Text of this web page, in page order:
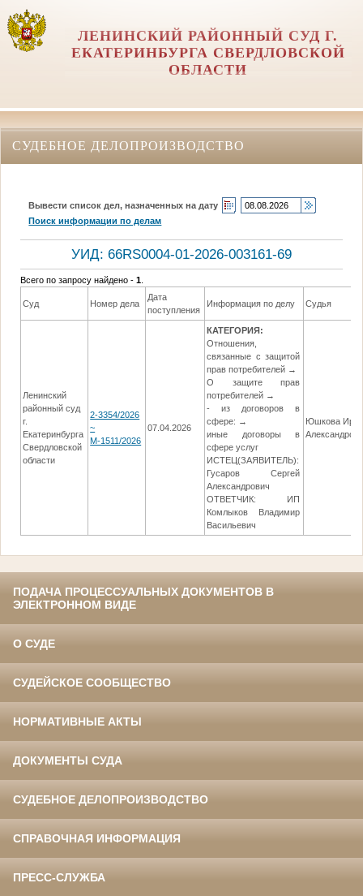
ЛЕНИНСКИЙ РАЙОННЫЙ СУД Г.
ЕКАТЕРИНБУРГА СВЕРДЛОВСКОЙ
ОБЛАСТИ
СУДЕБНОЕ ДЕЛОПРОИЗВОДСТВО
Вывести список дел, назначенных на дату
Поиск информации по делам
УИД: 66RS0004-01-2026-003161-69
Всего по запросу найдено -1
Суд Номер дела
Дата
поступления
Информация по делу Судья
Ленинский
районный суд
г.
Екатеринбурга
Свердловской
области
2-3354/2026
~
М-1511/2026
07.04.2026
КАТЕГОРИЯ:
Отношения,
связанные с защитой
прав потребителей →
О защите прав
потребителей →
- из договоров в
сфере: →
иные договоры в
сфере услуг
ИСТЕЦ(ЗАЯВИТЕЛЬ):
Гусаров Сергей
Александрович
ОТВЕТЧИК: ИП
Комлыков Владимир
Васильевич
Юшкова
ПОДАЧА ПРОЦЕССУАЛЬНЫХ ДОКУМЕНТОВ В
ЭЛЕКТРОННОМ ВИДЕ
О СУДЕ
СУДЕЙСКОЕ СООБЩЕСТВО
НОРМАТИВНЫЕ АКТЫ
ДОКУМЕНТЫ СУДА
СУДЕБНОЕ ДЕЛОПРОИЗВОДСТВО
СПРАВОЧНАЯ ИНФОРМАЦИЯ
ПРЕСС-СЛУЖБА